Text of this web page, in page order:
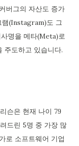
버그의 자산도 증가
램(Instagram)도 그
명을 메타(Meta)로
주도하고 있습니다.
슨은 현재 나이 79
드린 5명 중 가장 많
로 소프트웨어 기업